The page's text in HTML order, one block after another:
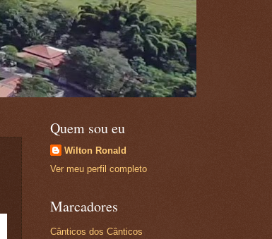
Quem sou eu
Wilton Ronald
Ver meu perfil completo
Marcadores
Cânticos dos Cânticos